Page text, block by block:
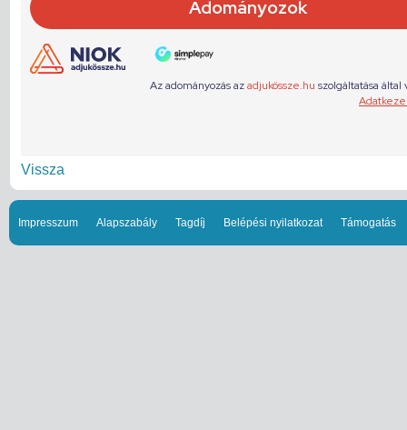
Vissza
Impresszum Alapszabály Tagdíj Belépési nyilatkozat Támogatás